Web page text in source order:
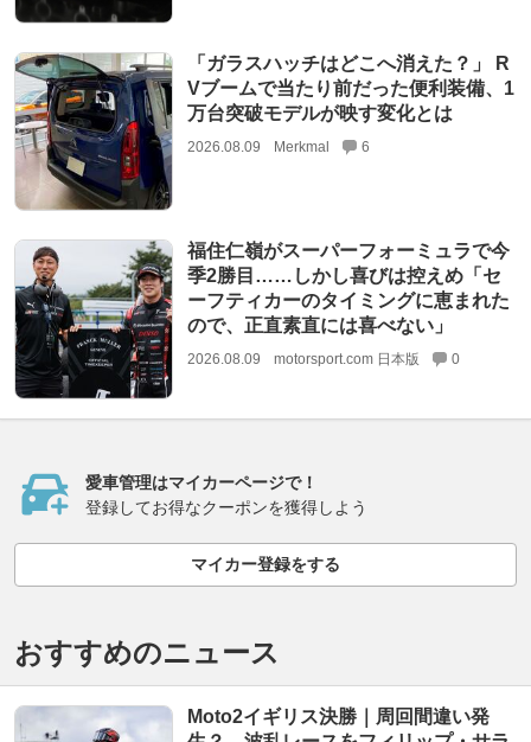
「ガラスハッチはどこへ消えた？」 R
Vブームで当たり前だった便利装備、1
万台突破モデルが映す変化とは
2026.08.09 Merkmal 6
福住仁嶺がスーパーフォーミュラで今
季2勝目……しかし喜びは控えめ「セ
ーフティカーのタイミングに恵まれた
ので、正直素直には喜べない」
2026.08.09 motorsport.com 日本版 0
愛車管理はマイカーページで！
登録してお得なクーポンを獲得しよう
マイカー登録をする
おすすめのニュース
Moto2イギリス決勝｜周回間違い発